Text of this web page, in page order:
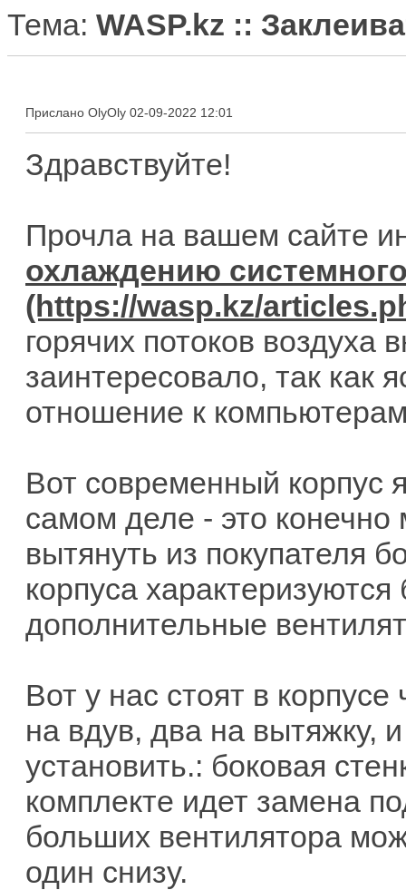
Тема: WASP.kz ::
Прислано OlyOly 02-09-2022 12:01
Здравствуйте!
Прочла на вашем сайте
охлаждению
горячих потоков воздуха
заинтересовало, так как
отношение к
Вот современный корпус
самом деле - это конечно
вытянуть из покупателя
корпуса
дополнительные
Вот у нас стоят в
на вдув, два на вытяжку,
установить.: боковая
комплекте идет замена
больших вентилятора
один снизу.